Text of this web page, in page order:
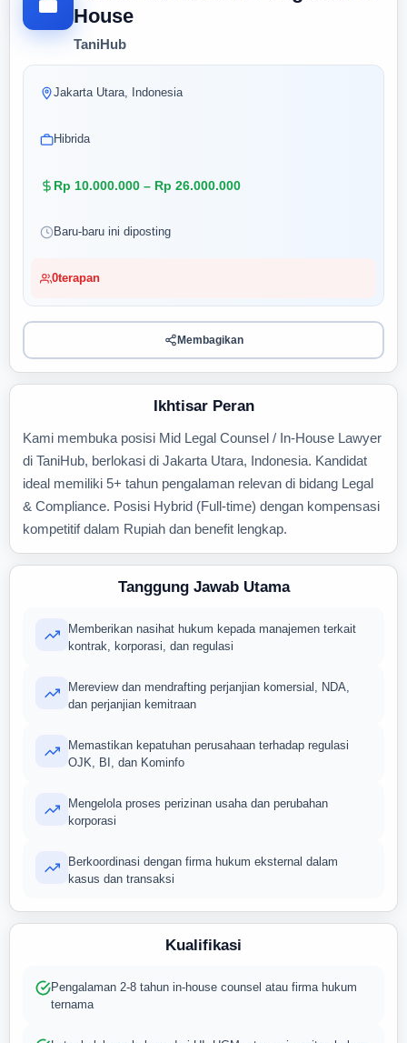
House
TaniHub
Jakarta Utara, Indonesia
Hibrida
Rp 10.000.000 – Rp 26.000.000
Baru-baru ini diposting
0terapan
Membagikan
Ikhtisar Peran
Kami membuka posisi Mid Legal Counsel / In-House Lawyer
di TaniHub, berlokasi di Jakarta Utara, Indonesia. Kandidat
ideal memiliki 5+ tahun pengalaman relevan di bidang Legal
& Compliance. Posisi Hybrid (Full-time) dengan kompensasi
kompetitif dalam Rupiah dan benefit lengkap.
Tanggung Jawab Utama
Memberikan nasihat hukum kepada manajemen terkait
kontrak, korporasi, dan regulasi
Mereview dan mendrafting perjanjian komersial, NDA,
dan perjanjian kemitraan
Memastikan kepatuhan perusahaan terhadap regulasi
OJK, BI, dan Kominfo
Mengelola proses perizinan usaha dan perubahan
korporasi
Berkoordinasi dengan firma hukum eksternal dalam
kasus dan transaksi
Kualifikasi
Pengalaman 2-8 tahun in-house counsel atau firma hukum
ternama